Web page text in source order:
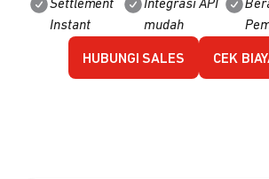
Settlement
Instant
Integrasi API
mudah
HUBUNGI SALES CEK